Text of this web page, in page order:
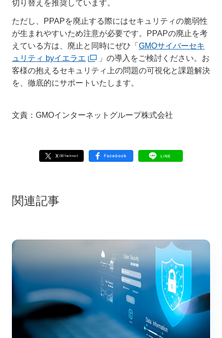
切り替えを推奨しています。
ただし、PPAPを廃止する際にはセキュリティの脆弱性
が生まれやすいため注意が必要です。PPAPの廃止を考
えている方は、廃止と同時にぜひ「 GMOサイバーセキ
ュリティ byイエラエ
」の導入をご検討ください。お
客様の抱えるセキュリティ上の問題の可視化と課題解決
を、徹底的にサポートいたします。
文責：GMOインターネットグループ株式会社
関連記事